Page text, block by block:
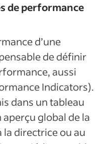
de performance
d’une
de définir
aussi
Indicators).
dans un tableau
global de la
la directrice ou au